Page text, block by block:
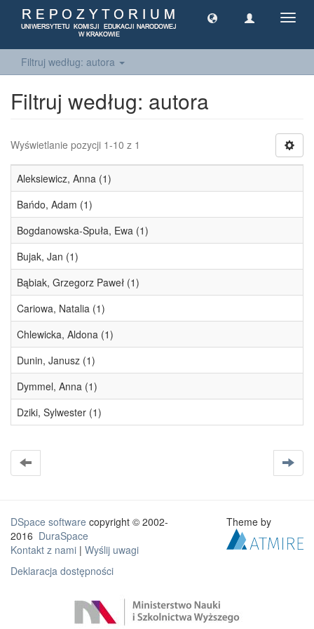
Filtruj według: autora
Filtruj według: autora
Wyświetlanie pozycji 1-10 z 1
Aleksiewicz, Anna (1)
Bańdo, Adam (1)
Bogdanowska-Spuła, Ewa (1)
Bujak, Jan (1)
Bąbiak, Grzegorz Paweł (1)
Cariowa, Natalia (1)
Chlewicka, Aldona (1)
Dunin, Janusz (1)
Dymmel, Anna (1)
Dziki, Sylwester (1)
DSpace software copyright © 2002-
2016 DuraSpace
Kontakt z nami | Wyślij uwagi
Deklaracja dostępności
Theme by